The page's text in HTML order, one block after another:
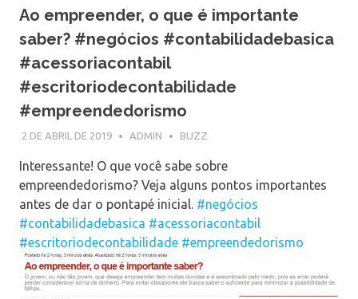
Ao empreender, o que é importante
saber? #negócios #contabilidadebasica
#acessoriacontabil
#escritoriodecontabilidade
#empreendedorismo
2 DE ABRIL DE 2019 ADMIN BUZZ
Interessante! O que você sabe sobre
empreendedorismo? Veja alguns pontos importantes
antes de dar o pontapé inicial. #negócios
#contabilidadebasica #acessoriacontabil
#escritoriodecontabilidade #empreendedorismo